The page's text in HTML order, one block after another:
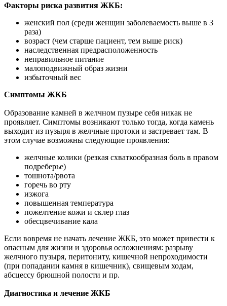
Факторы риска развития ЖКБ:
женский пол (среди женщин заболеваемость выше в 3
раза) ­
возраст (чем старше пациент, тем выше риск) ­
наследственная предрасположенность ­
неправильное питание ­
малоподвижный образ жизни ­
избыточный вес
Симптомы ЖКБ
Образование камней в желчном пузыре себя никак не
проявляет. Симптомы возникают только тогда, когда камень
выходит из пузыря в желчные протоки и застревает там. В
этом случае возможны следующие проявления: ­
желчные колики (резкая схваткообразная боль в правом
подреберье) ­
тошнота/рвота ­
горечь во рту ­
изжога ­
повышенная температура ­
пожелтение кожи и склер глаз ­
обесцвечивание кала
Если вовремя не начать лечение ЖКБ, это может привести к
опасным для жизни и здоровья осложнениям: разрыву
желчного пузыря, перитониту, кишечной непроходимости
(при попадании камня в кишечник), свищевым ходам,
абсцессу брюшной полости и пр.
Диагностика и лечение ЖКБ